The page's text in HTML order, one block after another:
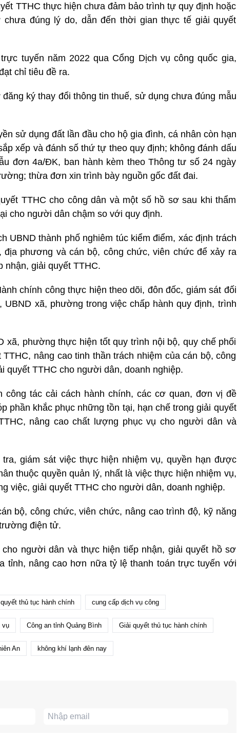
TTHC thực hiện chưa đảm bảo trình tự quy định hoặc
đúng lý do, dẫn đến thời gian thực tế giải quyết
tuyến năm 2022 qua Cổng Dịch vụ công quốc gia,
chỉ tiêu đề ra.
ký thay đổi thông tin thuế, sử dụng chưa đúng mẫu
sử dụng đất lần đầu cho hộ gia đình, cá nhân còn hạn
xếp và đánh số thứ tự theo quy định; không đánh dấu
đơn 4a/ĐK, ban hành kèm theo Thông tư số 24 ngày
thừa đơn xin trình bày nguồn gốc đất đai.
TTHC cho công dân và một số hồ sơ sau khi thẩm
cho người dân chậm so với quy định.
UBND thành phố nghiêm túc kiểm điểm, xác định trách
phương và cán bộ, công chức, viên chức để xảy ra
nhận, giải quyết TTHC.
chính công thực hiện theo dõi, đôn đốc, giám sát đối
xã, phường trong việc chấp hành quy định, trình
xã, phường thực hiện tốt quy trình nội bộ, quy chế phối
nâng cao tinh thần trách nhiệm của cán bộ, công
quyết TTHC cho người dân, doanh nghiệp.
công tác cải cách hành chính, các cơ quan, đơn vị đề
phần khắc phục những tồn tại, hạn chế trong giải quyết
nâng cao chất lượng phục vụ cho người dân và
giám sát việc thực hiện nhiệm vụ, quyền hạn được
thuộc quyền quản lý, nhất là việc thực hiện nhiệm vụ,
việc, giải quyết TTHC cho người dân, doanh nghiệp.
bộ, công chức, viên chức, nâng cao trình độ, kỹ năng
điện tử.
người dân và thực hiện tiếp nhận, giải quyết hồ sơ
tỉnh, nâng cao hơn nữa tỷ lệ thanh toán trực tuyến với
thủ tục hành chính cung cấp dịch vụ công
vụ Công an tỉnh Quảng Bình Giải quyết thủ tục hành chính
An không khí lạnh đên nay